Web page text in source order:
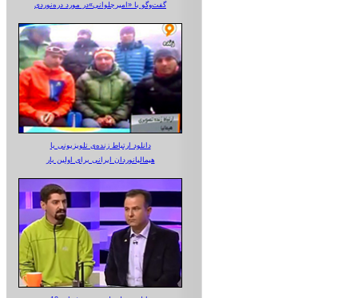
گفت‌وگو با «امیرجلوانی»در مورد دره‌نوردی
دانلود ارتباط زنده‌ی تلویزیونی‌ با
هیمالیانوردان ایرانی برای اولین بار